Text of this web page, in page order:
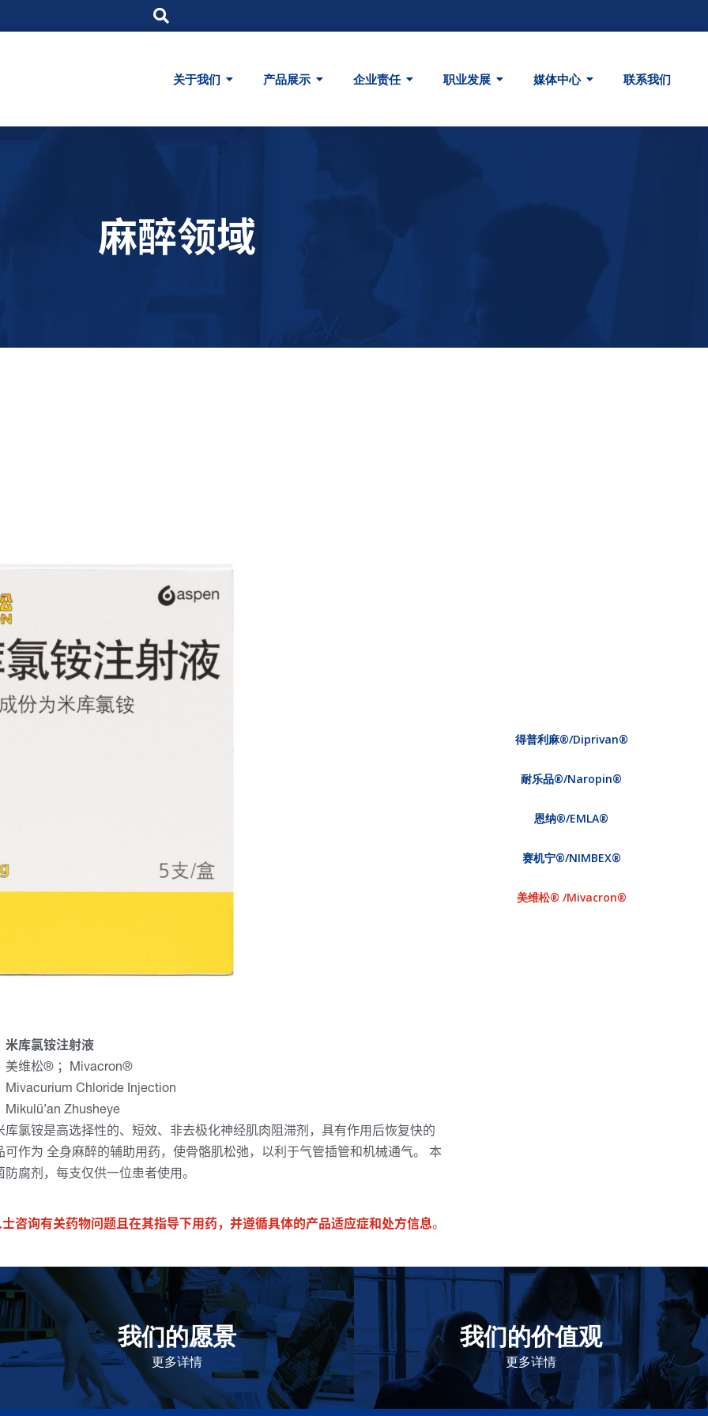
关于我们 产品展示 企业责任 职业发展 媒体中心 联系我们
麻醉领域
米库氯铵注射液
美维松® ；Mivacron®
Mivacurium Chloride Injection
Mikulü’an Zhusheye
库氯铵是高选择性的、短效、非去极化神经肌肉阻滞剂，具有作用后恢复快的
可作为 全身麻醉的辅助用药，使骨骼肌松弛，以利于气管插管和机械通气。 本
腐剂，每支仅供一位患者使用。
咨询有关药物问题且在其指导下用药，并遵循具体的产品适应症和处方信息。
得普利麻®/Diprivan®
耐乐品®/Naropin®
恩纳®/EMLA®
赛机宁®/NIMBEX®
美维松® /Mivacron®
我们的愿景
更多详情
作为一个负责任的企业公民，在全球提供优质和患者可
及的药物，传递我们的价值。
我们的价值观
更多详情
我们的价值观是爱施健存立和发展的基石。集团上下以
此为指引，为实现集团目标而共同奋斗。